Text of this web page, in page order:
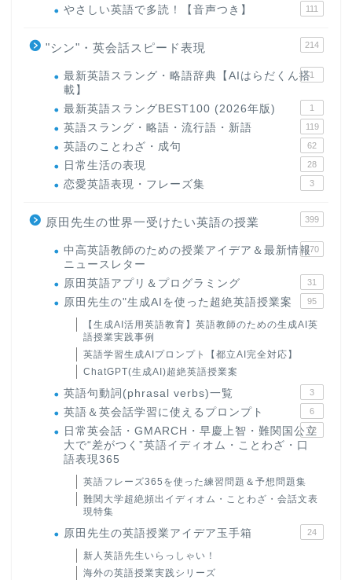
やさしい英語で多読！【音声つき】 111
"シン"・英会話スピード表現 214
最新英語スラング・略語辞典【AIはらだくん搭
載】
1
最新英語スラングBEST100 (2026年版) 1
英語スラング・略語・流行語・新語 119
英語のことわざ・成句 62
日常生活の表現 28
恋愛英語表現・フレーズ集 3
原田先生の世界一受けたい英語の授業 399
中高英語教師のための授業アイデア＆最新情報
ニュースレター
170
原田英語アプリ＆プログラミング 31
原田先生の"生成AIを使った超絶英語授業案 95
【生成AI活用英語教育】英語教師のための生成AI英
語授業実践事例
英語学習生成AIプロンプト【都立AI完全対応】
ChatGPT(生成AI)超絶英語授業案
英語句動詞(phrasal verbs)一覧 3
英語＆英会話学習に使えるプロンプト 6
日常英会話・GMARCH・早慶上智・難関国公立
大で“差がつく”英語イディオム・ことわざ・口
語表現365
22
英語フレーズ365を使った練習問題＆予想問題集
難関大学超絶頻出イディオム・ことわざ・会話文表
現特集
原田先生の英語授業アイデア玉手箱 24
新人英語先生いらっしゃい！
海外の英語授業実践シリーズ